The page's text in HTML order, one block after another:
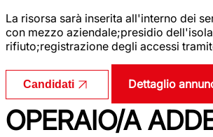
La risorsa sarà inserita all'interno dei
con mezzo aziendale;presidio
rifiuto;registrazione degli accessi
Candidati Dettaglio
OPERAIO/A